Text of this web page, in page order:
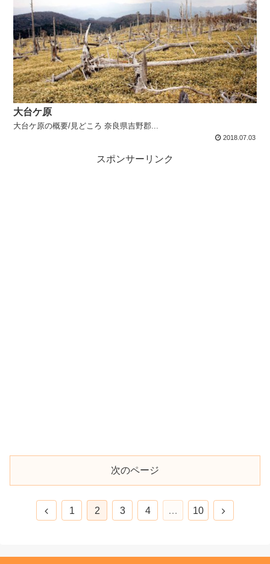
大台ケ原
大台ケ原の概要/見どころ 奈良県吉野郡...
2018.07.03
スポンサーリンク
次のページ
1 2 3 4 … 10